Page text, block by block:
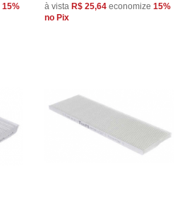
15%
à vista R$ 25,64 economize 15%
no Pix